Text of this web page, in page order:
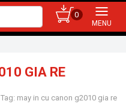
0
GIA RE
Tag: may in cu canon g2010 gia re